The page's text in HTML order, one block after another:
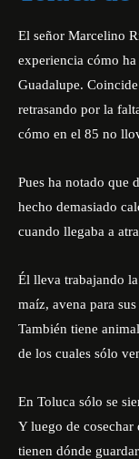
El señor Marcelino
experiencia cómo
Guadalupe.
retrasando por la
cómo en el 85 no
Pues ha notado que
hecho demasiado
cuando llegaba a
Él lleva trabajando
maíz, avena para
También tiene
de los cuales sólo
En Toluca sólo se
Y luego de cosechar
tienen dónde